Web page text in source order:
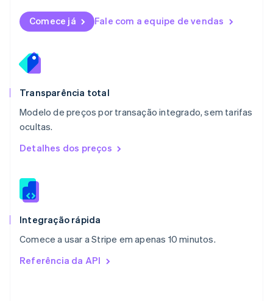
Comece já Fale com a equipe de vendas
Transparência total
Modelo de preços por transação integrado, sem tarifas
ocultas.
Detalhes dos preços
Integração rápida
Comece a usar a Stripe em apenas 10 minutos.
Referência da API
English
México
Noruega
English
English
NederlandsEnglish
Polônia
English
RAE de Hong Kong, China
Reino Unido
English
English
English